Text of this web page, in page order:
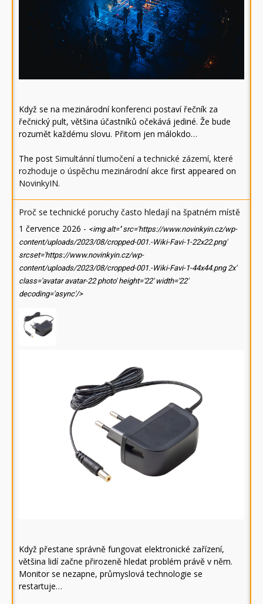
Když se na mezinárodní konferenci postaví řečník za
řečnický pult, většina účastníků očekává jediné. Že bude
rozumět každému slovu. Přitom jen málokdo…
The post Simultánní tlumočení a technické zázemí, které
rozhoduje o úspěchu mezinárodní akce first appeared on
NovinkyIN.
Proč se technické poruchy často hledají na špatném místě
1 července 2026 - <img alt='' src='https://www.novinkyin.cz/wp-
content/uploads/2023/08/cropped-001.-Wiki-Favi-1-22x22.png'
srcset='https://www.novinkyin.cz/wp-
content/uploads/2023/08/cropped-001.-Wiki-Favi-1-44x44.png 2x'
class='avatar avatar-22 photo' height='22' width='22'
decoding='async'/>
Když přestane správně fungovat elektronické zařízení,
většina lidí začne přirozeně hledat problém právě v něm.
Monitor se nezapne, průmyslová technologie se
restartuje…